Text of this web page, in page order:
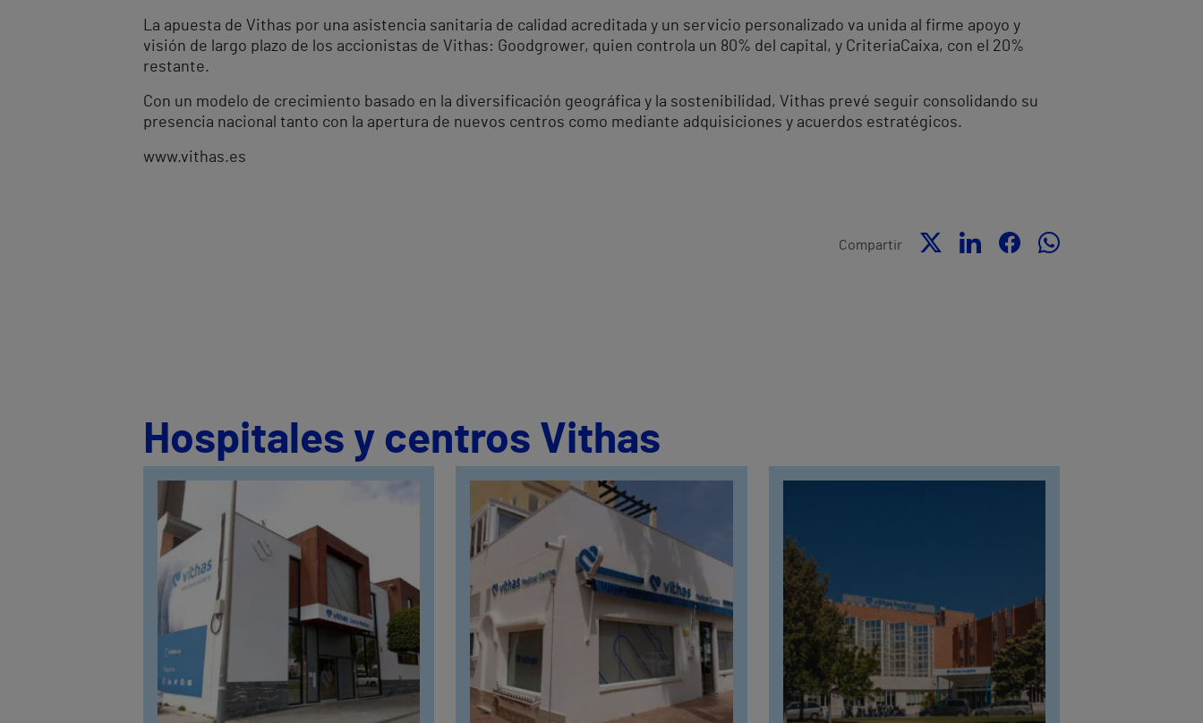
La apuesta de Vithas por una asistencia sanitaria de calidad acreditada y un servicio personalizado va unida al firme apoyo y
visión de largo plazo de los accionistas de Vithas: Goodgrower, quien controla un 80% del capital, y CriteriaCaixa, con el 20%
restante.
Con un modelo de crecimiento basado en la diversificación geográfica y la sostenibilidad, Vithas prevé seguir consolidando su
presencia nacional tanto con la apertura de nuevos centros como mediante adquisiciones y acuerdos estratégicos.
www.vithas.es
Compartir
Hospitales y centros Vithas